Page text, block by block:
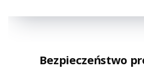
Bezpieczeństwo